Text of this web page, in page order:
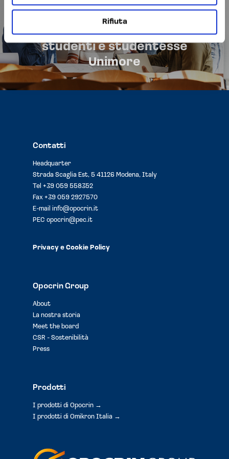
Rifiuta
Premi di Laurea “Carlo Saetti –
Opocrin S.p.A.” destinato a
studenti e studentesse
Unimore
Contatti
Headquarter
Strada Scaglia Est, 5 41126 Modena, Italy
Tel +39 059 558352
Fax +39 059 2927570
E-mail info@opocrin.it
PEC opocrin@pec.it
Privacy e Cookie Policy
Opocrin Group
About
La nostra storia
Meet the board
CSR - Sostenibilità
Press
Prodotti
I prodotti di Opocrin →
I prodotti di Omikron Italia →